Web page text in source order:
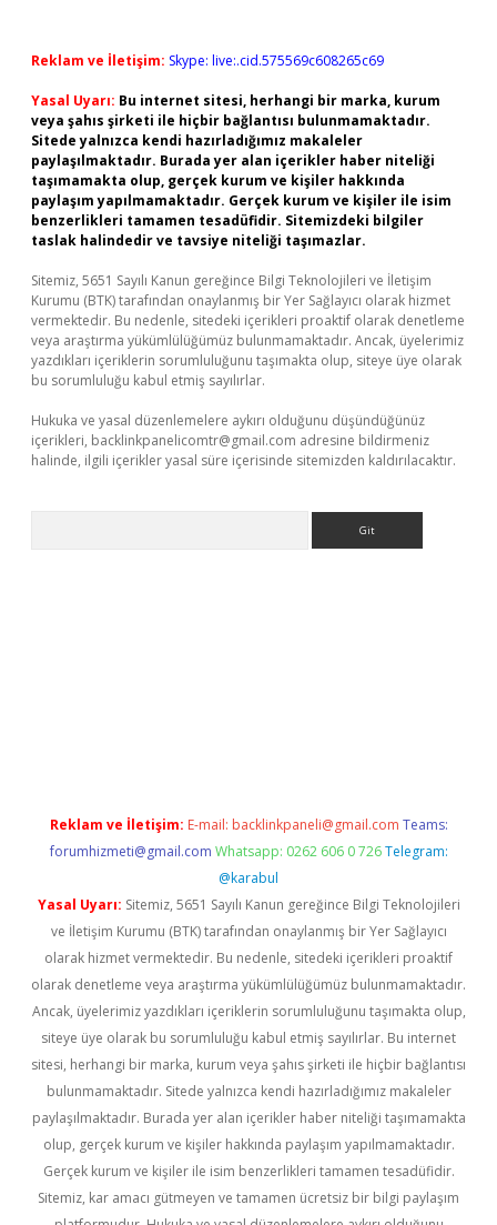
Reklam ve İletişim: Skype: live:.cid.575569c608265c69
Yasal Uyarı: Bu internet sitesi, herhangi bir marka, kurum
veya şahıs şirketi ile hiçbir bağlantısı bulunmamaktadır.
Sitede yalnızca kendi hazırladığımız makaleler
paylaşılmaktadır. Burada yer alan içerikler haber niteliği
taşımamakta olup, gerçek kurum ve kişiler hakkında
paylaşım yapılmamaktadır. Gerçek kurum ve kişiler ile isim
benzerlikleri tamamen tesadüfidir. Sitemizdeki bilgiler
taslak halindedir ve tavsiye niteliği taşımazlar.
Sitemiz, 5651 Sayılı Kanun gereğince Bilgi Teknolojileri ve İletişim
Kurumu (BTK) tarafından onaylanmış bir Yer Sağlayıcı olarak hizmet
vermektedir. Bu nedenle, sitedeki içerikleri proaktif olarak denetleme
veya araştırma yükümlülüğümüz bulunmamaktadır. Ancak, üyelerimiz
yazdıkları içeriklerin sorumluluğunu taşımakta olup, siteye üye olarak
bu sorumluluğu kabul etmiş sayılırlar.
Hukuka ve yasal düzenlemelere aykırı olduğunu düşündüğünüz
içerikleri, backlinkpanelicomtr@gmail.com adresine bildirmeniz
halinde, ilgili içerikler yasal süre içerisinde sitemizden kaldırılacaktır.
Reklam ve İletişim: E-mail: backlinkpaneli@gmail.com Teams:
forumhizmeti@gmail.com Whatsapp: 0262 606 0 726 Telegram:
@karabul
Yasal Uyarı: Sitemiz, 5651 Sayılı Kanun gereğince Bilgi Teknolojileri
ve İletişim Kurumu (BTK) tarafından onaylanmış bir Yer Sağlayıcı
olarak hizmet vermektedir. Bu nedenle, sitedeki içerikleri proaktif
olarak denetleme veya araştırma yükümlülüğümüz bulunmamaktadır.
Ancak, üyelerimiz yazdıkları içeriklerin sorumluluğunu taşımakta olup,
siteye üye olarak bu sorumluluğu kabul etmiş sayılırlar. Bu internet
sitesi, herhangi bir marka, kurum veya şahıs şirketi ile hiçbir bağlantısı
bulunmamaktadır. Sitede yalnızca kendi hazırladığımız makaleler
paylaşılmaktadır. Burada yer alan içerikler haber niteliği taşımamakta
olup, gerçek kurum ve kişiler hakkında paylaşım yapılmamaktadır.
Gerçek kurum ve kişiler ile isim benzerlikleri tamamen tesadüfidir.
Sitemiz, kar amacı gütmeyen ve tamamen ücretsiz bir bilgi paylaşım